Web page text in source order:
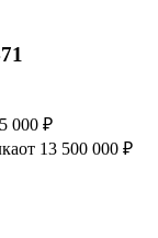
000 ₽
от 13 500 000 ₽